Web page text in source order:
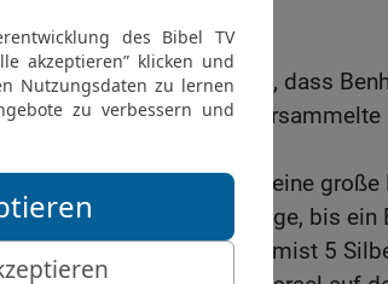
Die Belagerung Samarias
24 Und danach geschah es, dass
Aram, sein ganzes Heer
25
Da entstand in Samaria eine
belagerten die Stadt so lange, bis
und ein Viertel Kab Taubenmist 5